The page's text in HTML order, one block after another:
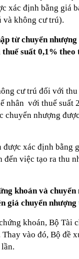
xác định bằng giá
và không cư trú).
từ chuyển
suất 0,1%
cư trú đối với
nhân với thuế suất
chuyển nhượng
xác định bằng
việc tạo ra thu
khoán và chuyển
giá chuyển
khoán, Bộ Tài
vào đó, Bộ đề